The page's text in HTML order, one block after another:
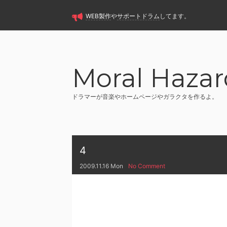
WEB製作やサポートドラム してます。
Moral
ドラマーが音楽やホームページやガラクタを作るよ。
4
2009.11.16 Mon No Comment